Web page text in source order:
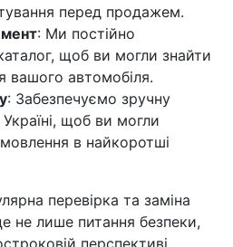
перед продажем.
: Ми постійно
щоб ви могли знайти
вашого автомобіля.
: Забезпечуємо зручну
щоб ви могли
в найкоротші
перевірка та заміна
не лише питання безпеки,
перспективі.